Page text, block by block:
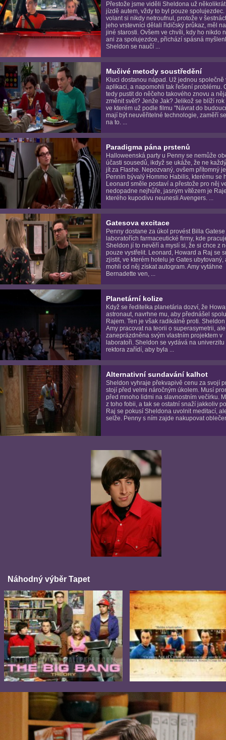
Přestože jsme viděli Sheldona už
jízdě autem, vždy to byl pouze spolujezdec.
volant si nikdy netroufnul, protože v
jeho vrstevníci dělali řidičský průkaz, měl
jiné starosti. Ovšem ve chvíli, kdy ho nikdo
ani za spolujezdce, přichází spásná
Sheldon se naučí ...
Mučivé metody soustředění
Kluci dostanou nápad. Už jednou společně
aplikaci, a napomohli tak řešení problému.
tedy pustit do něčeho takového znovu a
změnit svět? Jenže Jak? Jelikož se blíží rok
ve kterém už podle filmu "Návrat do
mají být neuvěřitelné technologie, zaměří
na to. ...
Paradigma pána prstenů
Halloweenská party u Penny se nemůže
účasti sousedů, ikdyž se ukáže, že ne
jít za Flashe. Nepozvaný, ovšem přítomný
Pennin bývalý Hommo Habilis, kterému se
Leonard směle postaví a přestože pro něj
nedopadne nejhůře, jasným vítězem je
kterého kupodivu neunesli Avengers. ...
Gatesova excitace
Penny dostane za úkol provést Billa
laboratořích farmaceutické firmy, kde
Sheldon jí to nevěří a myslí si, že si chce z
pouze vystřelit. Leonard, Howard a Raj se
zjistit, ve kterém hotelu je Gates ubytovaný,
mohli od něj získat autogram. Amy vytáhne
Bernadette ven, ...
Planetární kolize
Když se ředitelka planetária dozví, že
astronaut, navrhne mu, aby přednášel
Rajem. Ten je však radikálně proti.
Amy pracovat na teorii o superasymetrii,
zaneprázdněna svým vlastním projektem v
laboratoři. Sheldon se vydává na univerzitu
rektora zařídí, aby byla ...
Alternativní sundavání kalhot
Sheldon vyhraje překvapivě cenu za svojí
stojí před velmi náročným úkolem. Musí
před mnoho lidmi na slavnostním večírku.
z toho fobii, a tak se ostatní snaží jakkoliv
Raj se pokusí Sheldona uvolnit meditací,
selže. Penny s ním zajde nakupovat
Náhodný výběr Tapet